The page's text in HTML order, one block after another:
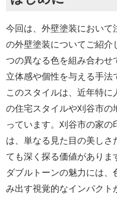
今回は、外壁塗装において
の外壁塗装についてご紹介
つの異なる色を組み合わせ
立体感や個性を与える手法
このスタイルは、近年特
の住宅スタイルや刈谷市の
っています。刈谷市の家
は、単なる見た目の美し
ても深く探る価値がありま
ダブルトーンの魅力には
み出す視覚的なインパクト